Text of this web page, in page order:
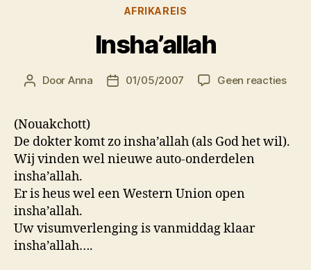
Categorieën
AFRIKAREIS
Insha’allah
Berichtauteur
Door Anna Berichtdatum
01/05/2007 Geen reactiesop
(Nouakchott)
De dokter komt zo insha’allah (als God het wil).
Wij vinden wel nieuwe auto-onderdelen
insha’allah.
Er is heus wel een Western Union open
insha’allah.
Uw visumverlenging is vanmiddag klaar
insha’allah….